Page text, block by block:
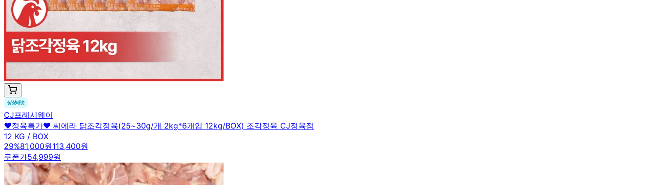
CJ프레시웨이
♥정육특가♥ 씨에라 닭조각정육(25~30g/개 2kg*6개입 12kg/BOX) 조각정육 CJ정육점
12 KG / BOX
29%81,000원113,400원
쿠폰가54,999원